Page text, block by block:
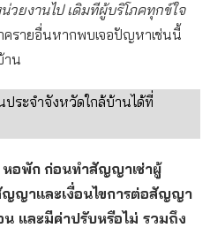
วยงานไป เดิมทีผู้บริโภคทุกข์ใจ
รายอื่นหากพบเจอปัญหาเช่นนี้
าน
ระจำจังหวัดใกล้บ้านได้ที่
หอพักก่อนทำสัญญาเช่าผู้
ญญาและเงื่อนไขการต่อสัญญา
และมีค่าปรับหรือไม่ รวมถึง